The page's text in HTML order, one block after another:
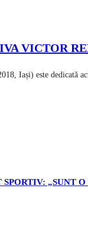
VICTOR
Iași) este dedicată
„SUNT